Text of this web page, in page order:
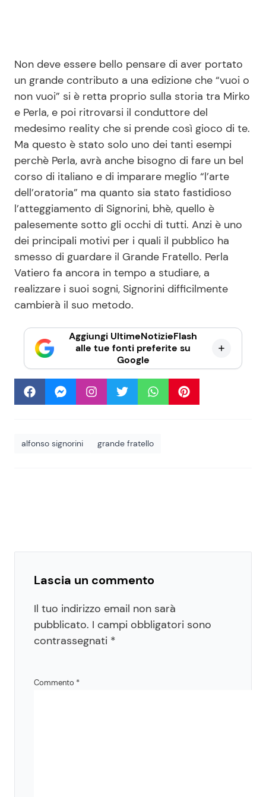
Non deve essere bello pensare di aver portato
un grande contributo a una edizione che “vuoi o
non vuoi” si è retta proprio sulla storia tra Mirko
e Perla, e poi ritrovarsi il conduttore del
medesimo reality che si prende così gioco di te.
Ma questo è stato solo uno dei tanti esempi
perchè Perla, avrà anche bisogno di fare un bel
corso di italiano e di imparare meglio “l’arte
dell’oratoria” ma quanto sia stato fastidioso
l’atteggiamento di Signorini, bhè, quello è
palesemente sotto gli occhi di tutti. Anzi è uno
dei principali motivi per i quali il pubblico ha
smesso di guardare il Grande Fratello. Perla
Vatiero fa ancora in tempo a studiare, a
realizzare i suoi sogni, Signorini difficilmente
cambierà il suo metodo.
Aggiungi UltimeNotizieFlash
alle tue fonti preferite su
Google
alfonso signorini grande fratello
Lascia un commento
Il tuo indirizzo email non sarà
pubblicato. I campi obbligatori sono
contrassegnati *
Commento *